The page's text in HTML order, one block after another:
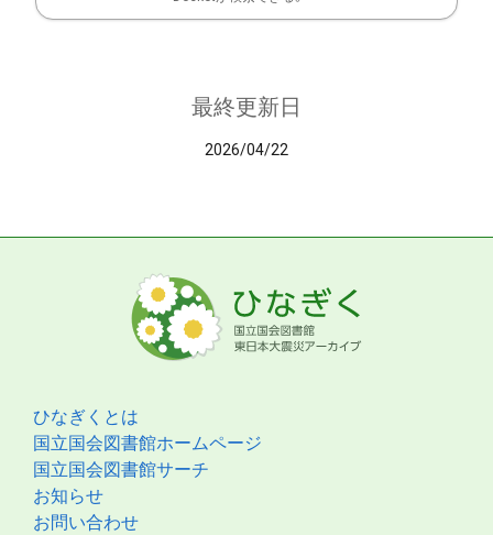
最終更新日
2026/04/22
ひなぎくとは
国立国会図書館ホームページ
国立国会図書館サーチ
お知らせ
お問い合わせ